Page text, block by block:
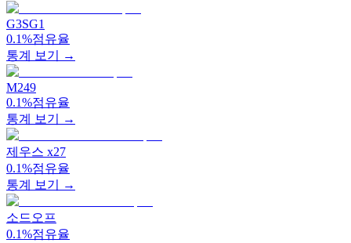
G3SG1
0.1%점유율
통계 보기 →
M249
0.1%점유율
통계 보기 →
제우스 x27
0.1%점유율
통계 보기 →
소드오프
0.1%점유율